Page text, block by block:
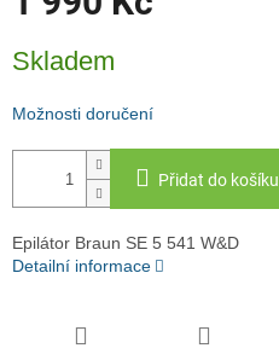
cena:
Skladem
Možnosti doručení
Přidat do košíku
Epilátor Braun SE 5 541 W&D
Detailní informace